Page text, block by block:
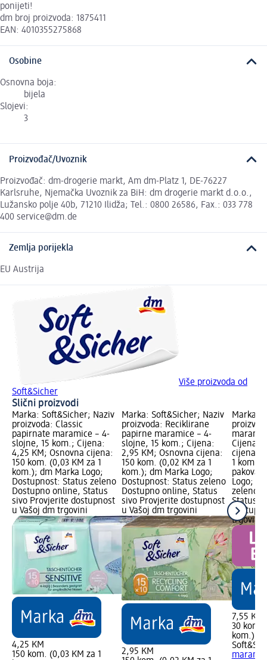
ponijeti!
dm broj proizvoda: 1875411
EAN: 4010355275868
Osobine
Osnovna boja:
bijela
Slojevi:
3
Proizvođač/Uvoznik
Proizvođač: dm-drogerie markt, Am dm-Platz 1, DE-76227
Karlsruhe, Njemačka Uvoznik za BiH: dm drogerie markt d.o.o.,
Lužansko polje 40b, 71210 Ilidža; Tel.: 0800 26586, Fax.: 033 778
400 service@dm.de
Zemlja porijekla
EU Austrija
Više proizvoda od
Soft&Sicher
Slični proizvodi
Marka: Soft&Sicher; Naziv
proizvoda: Classic
papirnate maramice – 4-
slojne, 15 kom.; Cijena:
4,25 KM; Osnovna cijena:
150 kom. (0,03 KM za 1
kom.); dm Marka Logo;
Dostupnost: Status zeleno
Dostupno online, Status
sivo Provjerite dostupnost
u Vašoj dm trgovini
4,25 KM
150 kom. (0,03 KM za 1
Marka: Soft&Sicher; Naziv
proizvoda: Reciklirane
papirne maramice – 4-
slojne, 15 kom.; Cijena:
2,95 KM; Osnovna cijena:
150 kom. (0,02 KM za 1
kom.); dm Marka Logo;
Dostupnost: Status zeleno
Dostupno online, Status
sivo Provjerite dostupnost
u Vašoj dm trgovini
2,95 KM
Marka:
Cijena:
cijena:
1 kom.);
Logo;
zeleno
Status
trgovini
7,55 KM
30 kom.
kom.)